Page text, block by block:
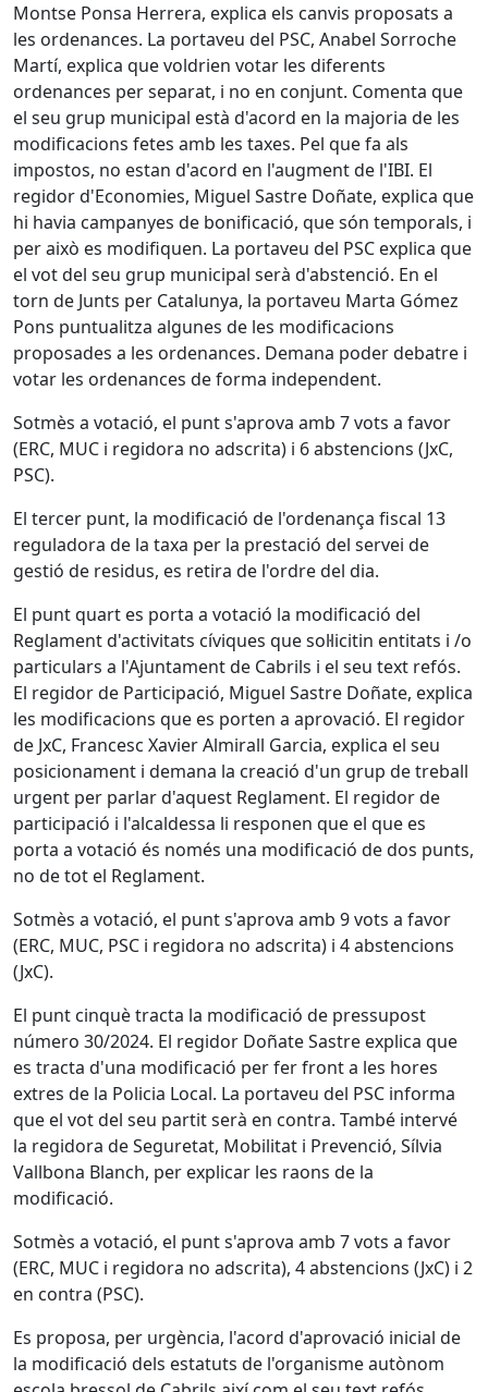
Montse Ponsa Herrera, explica els canvis proposats a
les ordenances. La portaveu del PSC, Anabel Sorroche
Martí, explica que voldrien votar les diferents
ordenances per separat, i no en conjunt. Comenta que
el seu grup municipal està d'acord en la majoria de les
modificacions fetes amb les taxes. Pel que fa als
impostos, no estan d'acord en l'augment de l'IBI. El
regidor d'Economies, Miguel Sastre Doñate, explica que
hi havia campanyes de bonificació, que són temporals, i
per això es modifiquen. La portaveu del PSC explica que
el vot del seu grup municipal serà d'abstenció. En el
torn de Junts per Catalunya, la portaveu Marta Gómez
Pons puntualitza algunes de les modificacions
proposades a les ordenances. Demana poder debatre i
votar les ordenances de forma independent.
Sotmès a votació, el punt s'aprova amb 7 vots a favor
(ERC, MUC i regidora no adscrita) i 6 abstencions (JxC,
PSC).
El tercer punt, la modificació de l'ordenança fiscal 13
reguladora de la taxa per la prestació del servei de
gestió de residus, es retira de l'ordre del dia.
El punt quart es porta a votació la modificació del
Reglament d'activitats cíviques que sol·licitin entitats i /o
particulars a l'Ajuntament de Cabrils i el seu text refós.
El regidor de Participació, Miguel Sastre Doñate, explica
les modificacions que es porten a aprovació. El regidor
de JxC, Francesc Xavier Almirall Garcia, explica el seu
posicionament i demana la creació d'un grup de treball
urgent per parlar d'aquest Reglament. El regidor de
participació i l'alcaldessa li responen que el que es
porta a votació és només una modificació de dos punts,
no de tot el Reglament.
Sotmès a votació, el punt s'aprova amb 9 vots a favor
(ERC, MUC, PSC i regidora no adscrita) i 4 abstencions
(JxC).
El punt cinquè ️tracta la modificació de pressupost
número 30/2024. El regidor Doñate Sastre explica que
es tracta d'una modificació per fer front a les hores
extres de la Policia Local. La portaveu del PSC informa
que el vot del seu partit serà en contra. També intervé
la regidora de Seguretat, Mobilitat i Prevenció, Sílvia
Vallbona Blanch, per explicar les raons de la
modificació.
Sotmès a votació, el punt s'aprova amb 7 vots a favor
(ERC, MUC i regidora no adscrita), 4 abstencions (JxC) i 2
en contra (PSC).
Es proposa, per urgència, l'acord d'aprovació inicial de
la modificació dels estatuts de l'organisme autònom